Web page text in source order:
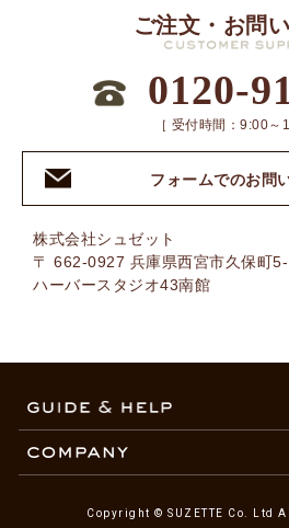
ご注文・お問
0120-
［ 受付時間：9:00～
フォームでのお問
株式会社シュゼット
〒 662-0927 兵庫県西宮市久保町
ハーバースタジオ43南館
Copyright © SUZETTE Co. Ltd